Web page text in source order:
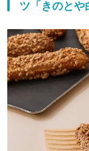
ツ「きのと